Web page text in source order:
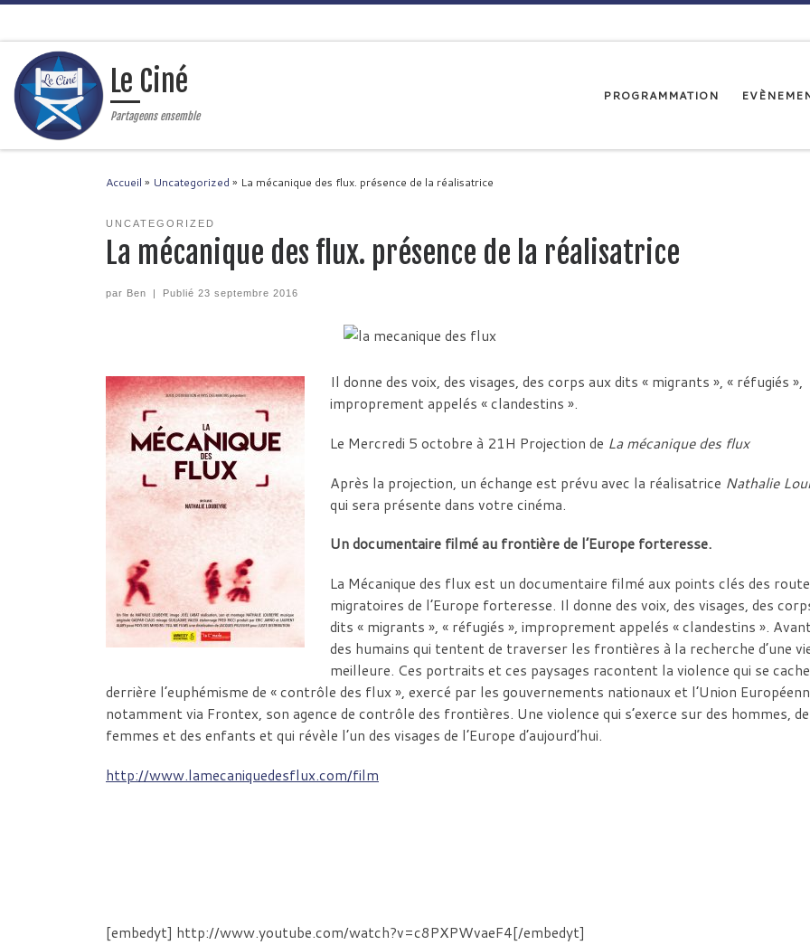
Le Ciné
Partageons ensemble
PROGRAMMATION
Accueil » Uncategorized » La mécanique des flux. présence de la réalisatrice
UNCATEGORIZED
La mécanique des flux. présence de la réalisatrice
par Ben | Publié 23 septembre 2016
Il donne des voix, des visages, des corps aux dits « migrants », « réfugiés »,
improprement appelés « clandestins ».
Le Mercredi 5 octobre à 21H Projection de La mécanique des flux
Après la projection, un échange est prévu avec la réalisatrice Nathalie
qui sera présente dans votre cinéma.
Un documentaire filmé au frontière de l’Europe forteresse.
La Mécanique des flux est un documentaire filmé aux points clés des
migratoires de l’Europe forteresse. Il donne des voix, des visages, des
dits « migrants », « réfugiés », improprement appelés « clandestins ».
des humains qui tentent de traverser les frontières à la recherche d’une
meilleure. Ces portraits et ces paysages racontent la violence qui se cache
derrière l’euphémisme de « contrôle des flux », exercé par les gouvernements nationaux et l’Union
notamment via Frontex, son agence de contrôle des frontières. Une violence qui s’exerce sur des hommes,
femmes et des enfants et qui révèle l’un des visages de l’Europe d’aujourd’hui.
http://www.lamecaniquedesflux.com/film
[embedyt] http://www.youtube.com/watch?v=c8PXPWvaeF4[/embedyt]